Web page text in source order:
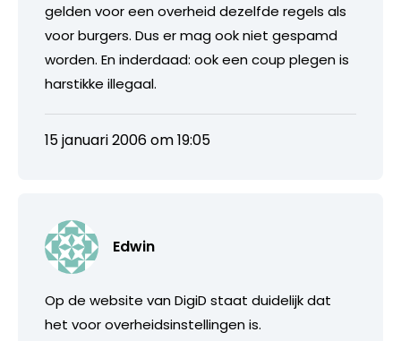
gelden voor een overheid dezelfde regels als
voor burgers. Dus er mag ook niet gespamd
worden. En inderdaad: ook een coup plegen is
harstikke illegaal.
15 januari 2006 om 19:05
Edwin
Op de website van DigiD staat duidelijk dat
het voor overheidsinstellingen is.